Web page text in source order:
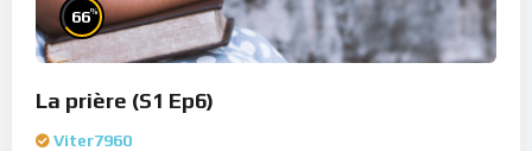
66%
La prière (S1 Ep6)
Viter7960